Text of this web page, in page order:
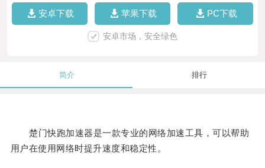
安卓下载 苹果下载 PC下载
安卓市场，安全绿色
简介 排行
楚门快跑加速器是一款专业的网络加速工具，可以帮助
用户在使用网络时提升速度和稳定性。